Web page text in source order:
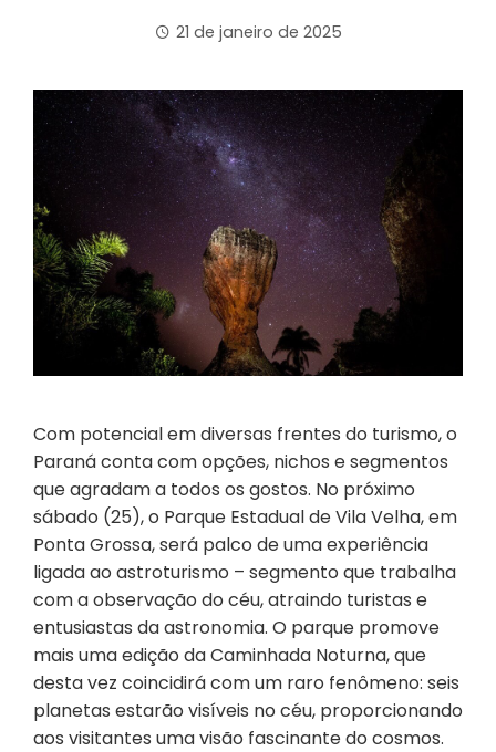
21 de janeiro de 2025
Com potencial em diversas frentes do turismo, o
Paraná conta com opções, nichos e segmentos
que agradam a todos os gostos. No próximo
sábado (25), o Parque Estadual de Vila Velha, em
Ponta Grossa, será palco de uma experiência
ligada ao astroturismo – segmento que trabalha
com a observação do céu, atraindo turistas e
entusiastas da astronomia. O parque promove
mais uma edição da Caminhada Noturna, que
desta vez coincidirá com um raro fenômeno: seis
planetas estarão visíveis no céu, proporcionando
aos visitantes uma visão fascinante do cosmos.